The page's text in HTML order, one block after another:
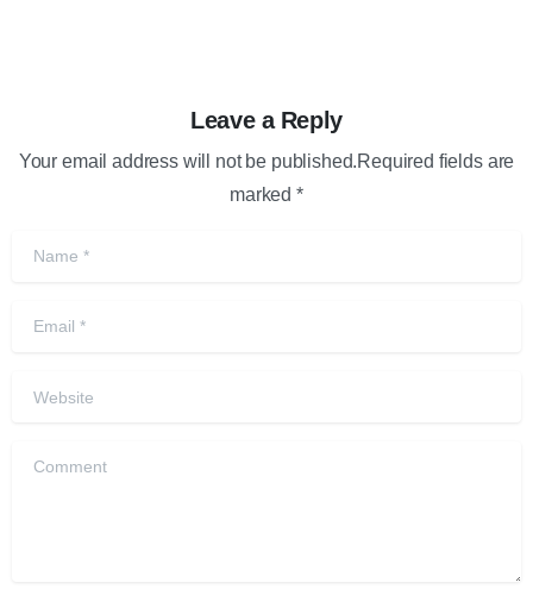
Leave a Reply
Your email address will not be published.Required fields are
marked *
Name
Email
Comment